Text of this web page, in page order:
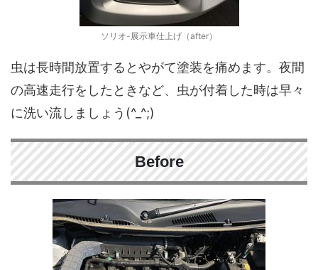
ソリオ-展示車仕上げ（after）
虫は長時間放置するとやがて塗装を痛めます。夜間
の高速走行をしたときなど、虫が付着した時は早々
に洗い流しましょう(^_^;)
Before